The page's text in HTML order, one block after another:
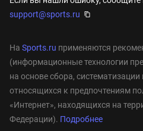
support@sports.ru
На Sports.ru применяются
(информационные технологии
на основе сбора,
относящихся к предпочтениям
«Интернет», находящихся на
Федерации). Подробнее